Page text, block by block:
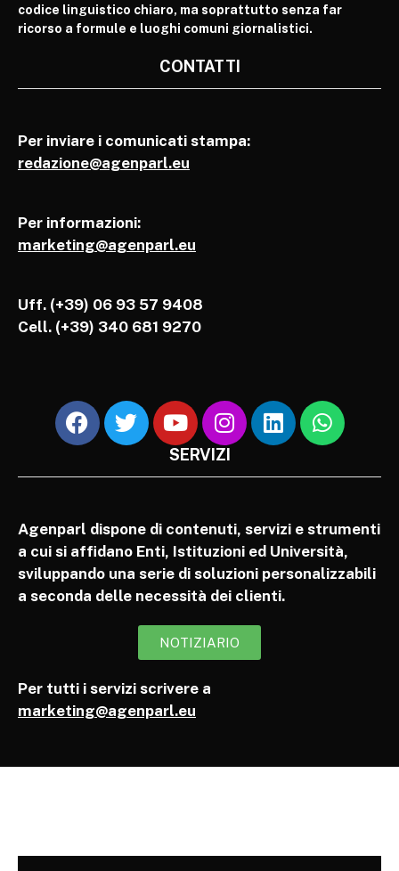
codice linguistico chiaro, ma soprattutto senza far
ricorso a formule e luoghi comuni giornalistici.
CONTATTI
Per inviare i comunicati stampa:
redazione@agenparl.eu
Per informazioni:
marketing@agenparl.eu
Uff. (+39) 06 93 57 9408
Cell. (+39) 340 681 9270
SERVIZI
Agenparl dispone di contenuti, servizi e strumenti
a cui si affidano Enti, Istituzioni ed Università,
sviluppando una serie di soluzioni personalizzabili
a seconda delle necessità dei clienti.
NOTIZIARIO
Per tutti i servizi scrivere a
marketing@agenparl.eu